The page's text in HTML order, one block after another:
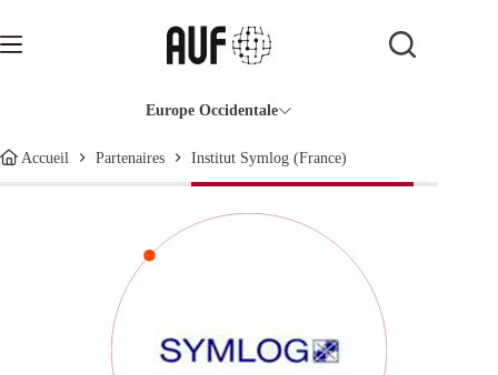
contenu
Europe Occidentale
Accueil Partenaires Institut Symlog (France)